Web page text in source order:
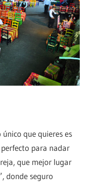
que quieres es
para nadar
que mejor lugar
donde seguro